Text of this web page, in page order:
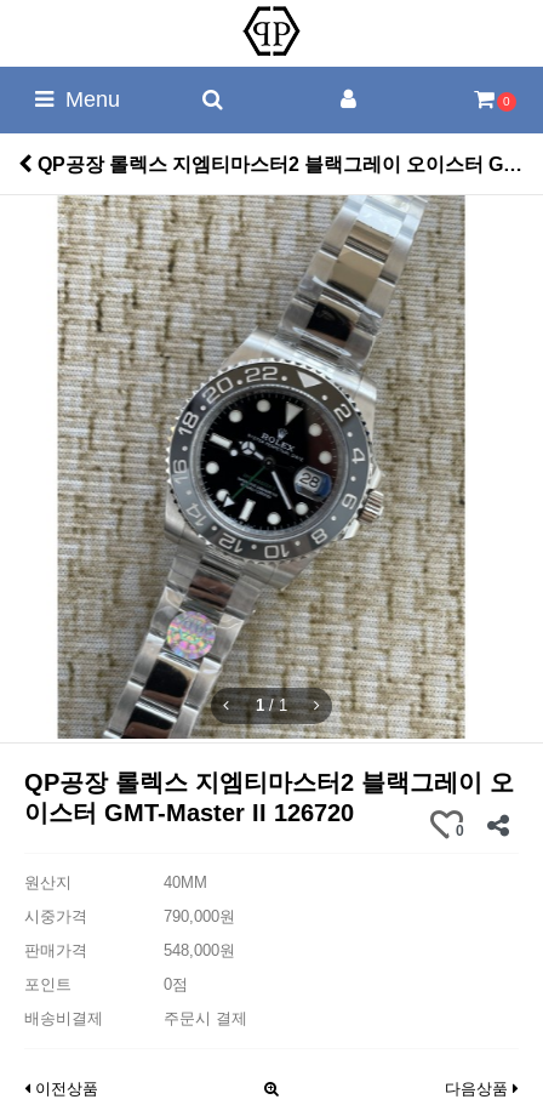
Menu 0
QP공장 롤렉스 지엠티마스터2 블랙그레이 오이스터 GMT-Master II 126720 > 롤렉스
1/1
QP공장 롤렉스 지엠티마스터2 블랙그레이 오
이스터 GMT-Master II 126720
0
원산지
40MM
시중가격
790,000원
판매가격
548,000원
포인트
0점
배송비결제
주문시 결제
이전상품 다음상품